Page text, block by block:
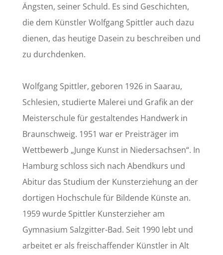
Ängsten, seiner Schuld. Es sind Geschichten,
die dem Künstler Wolfgang Spittler auch dazu
dienen, das heutige Dasein zu beschreiben und
zu durchdenken.
Wolfgang Spittler, geboren 1926 in Saarau,
Schlesien, studierte Malerei und Grafik an der
Meisterschule für gestaltendes Handwerk in
Braunschweig. 1951 war er Preisträger im
Wettbewerb „Junge Kunst in Niedersachsen“. In
Hamburg schloss sich nach Abendkurs und
Abitur das Studium der Kunsterziehung an der
dortigen Hochschule für Bildende Künste an.
1959 wurde Spittler Kunsterzieher am
Gymnasium Salzgitter-Bad. Seit 1990 lebt und
arbeitet er als freischaffender Künstler in Alt